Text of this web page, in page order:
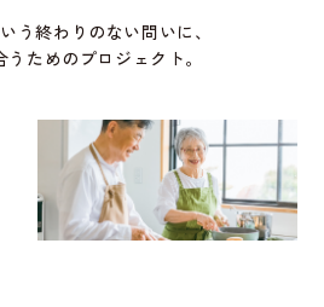
う終わりのない問いに、
ためのプロジェクト。